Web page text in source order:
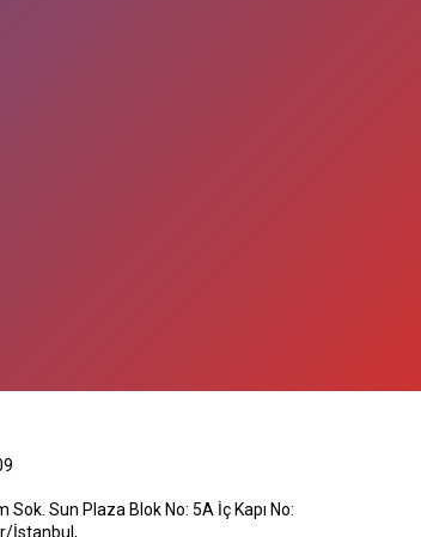
Sok. Sun Plaza Blok No: 5A İç Kapı No:
İstanbul,